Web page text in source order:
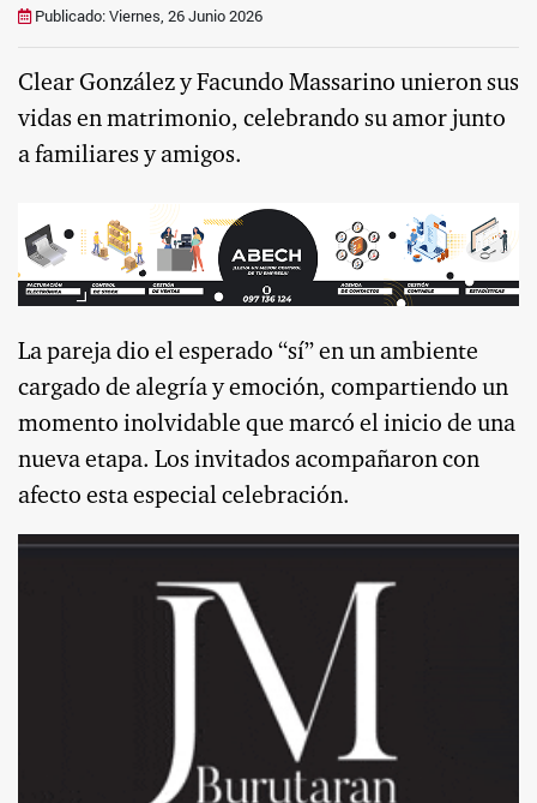
Publicado: Viernes, 26 Junio 2026
Clear González y Facundo Massarino unieron sus
vidas en matrimonio, celebrando su amor junto
a familiares y amigos.
La pareja dio el esperado “sí” en un ambiente
cargado de alegría y emoción, compartiendo un
momento inolvidable que marcó el inicio de una
nueva etapa. Los invitados acompañaron con
afecto esta especial celebración.